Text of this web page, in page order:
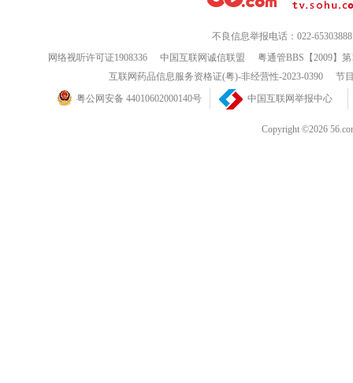
不良信息举报电话：022-65303888
网络视听许可证1908336
中国互联网诚信联盟
粤通管BBS【2009】
互联网药品信息服务资格证(粤)-非经营性-2023-0390
节
粤公网安备 44010602000140号
中国互联网举报中心
Copyright ©2026